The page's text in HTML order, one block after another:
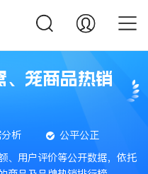
笼商品热销
析
公平公正
、用户评价等公开数据，依托